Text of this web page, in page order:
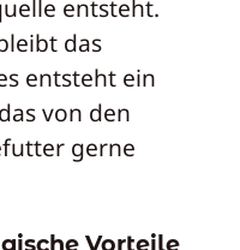
entsteht.
das
entsteht ein
von den
gerne
Vorteile